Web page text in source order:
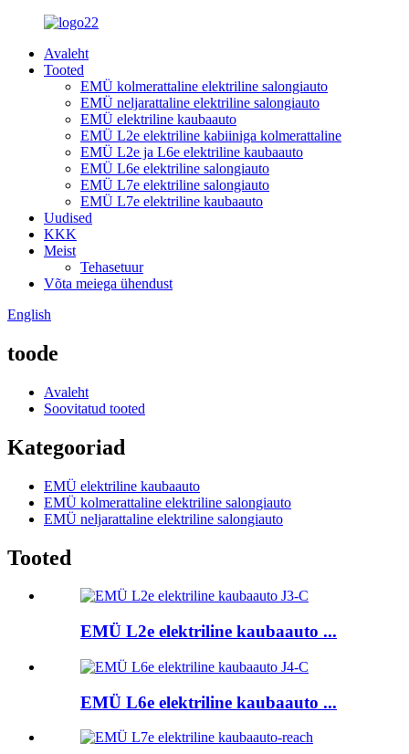
Avaleht
Tooted
EMÜ kolmerattaline elektriline salongiauto
EMÜ neljarattaline elektriline salongiauto
EMÜ elektriline kaubaauto
EMÜ L2e elektriline kabiiniga kolmerattaline
EMÜ L2e ja L6e elektriline kaubaauto
EMÜ L6e elektriline salongiauto
EMÜ L7e elektriline salongiauto
EMÜ L7e elektriline kaubaauto
Uudised
KKK
Meist
Tehasetuur
Võta meiega ühendust
English
toode
Avaleht
Soovitatud tooted
Kategooriad
EMÜ elektriline kaubaauto
EMÜ kolmerattaline elektriline salongiauto
EMÜ neljarattaline elektriline salongiauto
Tooted
EMÜ L2e elektriline kaubaauto ...
EMÜ L6e elektriline kaubaauto ...